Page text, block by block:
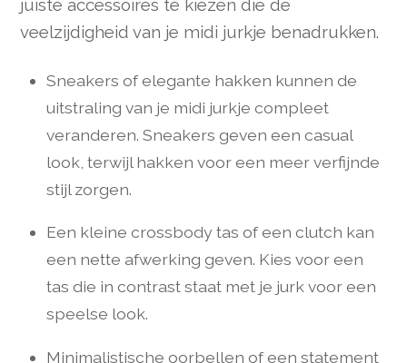
juiste accessoires te kiezen die de
veelzijdigheid van je midi jurkje benadrukken.
Sneakers of elegante hakken kunnen de
uitstraling van je midi jurkje compleet
veranderen. Sneakers geven een casual
look, terwijl hakken voor een meer verfijnde
stijl zorgen.
Een kleine crossbody tas of een clutch kan
een nette afwerking geven. Kies voor een
tas die in contrast staat met je jurk voor een
speelse look.
Minimalistische oorbellen of een statement